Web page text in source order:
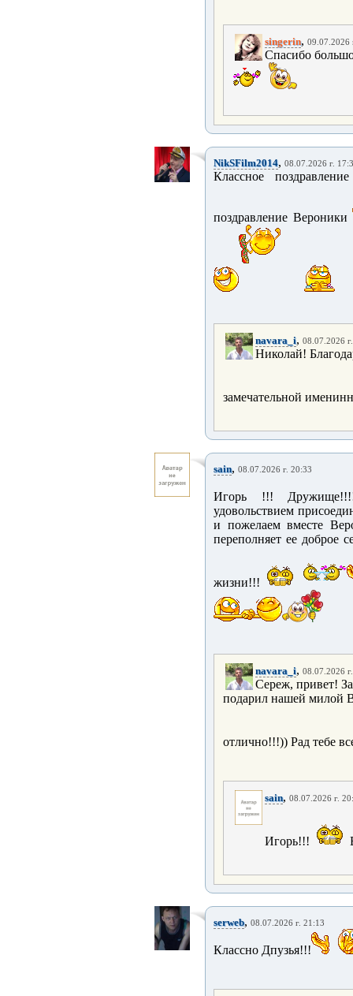
singerin, 09.07.2026
Спасибо
NikSFilm2014, 08.07.2026 г.
Классное
поздравление Вероники
navara_i, 08.07.2026
Николай!
замечательной
sain, 08.07.2026 г. 20:33
Игорь !!!
удовольствием
и пожелаем вместе
переполняет ее доброе
жизни!!!
navara_i, 08.07.2026
Сереж, привет!
подарил нашей милой
отлично!!!)) Рад тебе
sain, 08.07.2026 г.
Игорь!!!
serweb, 08.07.2026 г. 21:13
Классно Дпузья!!!